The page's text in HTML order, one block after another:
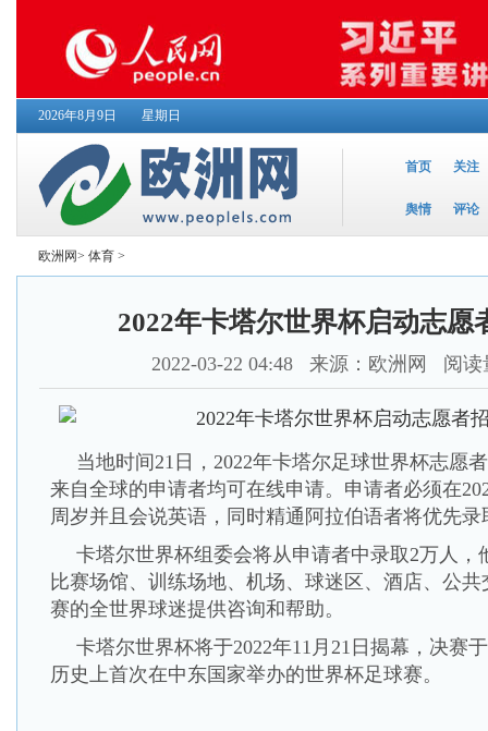
2026年8月9日 星期日
首页 关注
舆情 评论
欧洲网> 体育 >
2022年卡塔尔世界杯启动志愿
2022-03-22 04:48 来源：欧洲网 阅
当地时间21日，2022年卡塔尔足球世界杯志愿
来自全球的申请者均可在线申请。申请者必须在
周岁并且会说英语，同时精通阿拉伯语者将优先录
卡塔尔世界杯组委会将从申请者中录取2万人，
比赛场馆、训练场地、机场、球迷区、酒店、公
赛的全世界球迷提供咨询和帮助。
卡塔尔世界杯将于2022年11月21日揭幕，决赛
历史上首次在中东国家举办的世界杯足球赛。